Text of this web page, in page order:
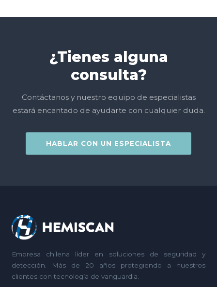
¿Tienes alguna
consulta?
Contáctanos y nuestro equipo de especialistas
estará encantado de ayudarte con cualquier duda.
HABLAR CON UN ESPECIALISTA
Empresa chilena líder en soluciones de seguridad y
detección. Más de 20 años protegiendo a nuestros
clientes con tecnología de vanguardia.